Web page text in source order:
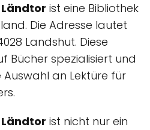
ist eine Bibliothek
Die Adresse lautet
Landshut. Diese
Bücher spezialisiert und
an Lektüre für
ist nicht nur ein